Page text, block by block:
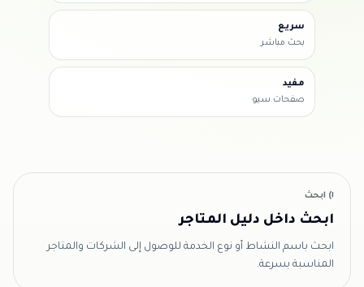
سريع
بحث مباشر
مفيد
صفحات سيو
١) ابحث
ابحث داخل دليل المتاجر
ابحث باسم النشاط أو نوع الخدمة للوصول إلى الشركات والمتاجر
المناسبة بسرعة.